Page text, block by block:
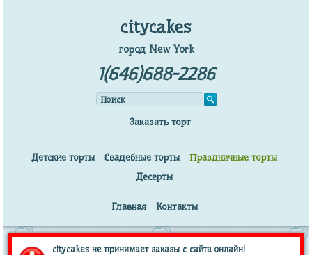
citycakes
город New York
1(646)688-2286
Заказать торт
Детские торты Свадебные торты
Праздничные торты
Десерты
Главная Контакты
citycakes не принимает заказы с сайта онлайн!